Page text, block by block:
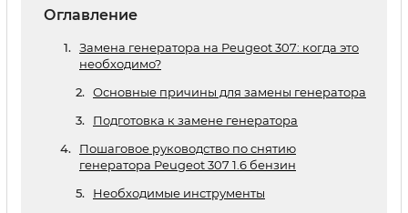
Оглавление
Замена генератора на Peugeot 307: когда это
необходимо?
Основные причины для замены генератора
Подготовка к замене генератора
Пошаговое руководство по снятию
генератора Peugeot 307 1.6 бензин
Необходимые инструменты